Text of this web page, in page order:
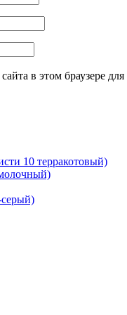
в этом браузере
10 терракотовый)